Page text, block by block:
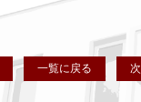
一覧に戻る